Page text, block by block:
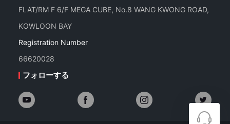
FLAT/RM F 6/F MEGA CUBE, No.8 WANG KWONG ROAD,
KOWLOON BAY
Registration Number
66620028
フォローする